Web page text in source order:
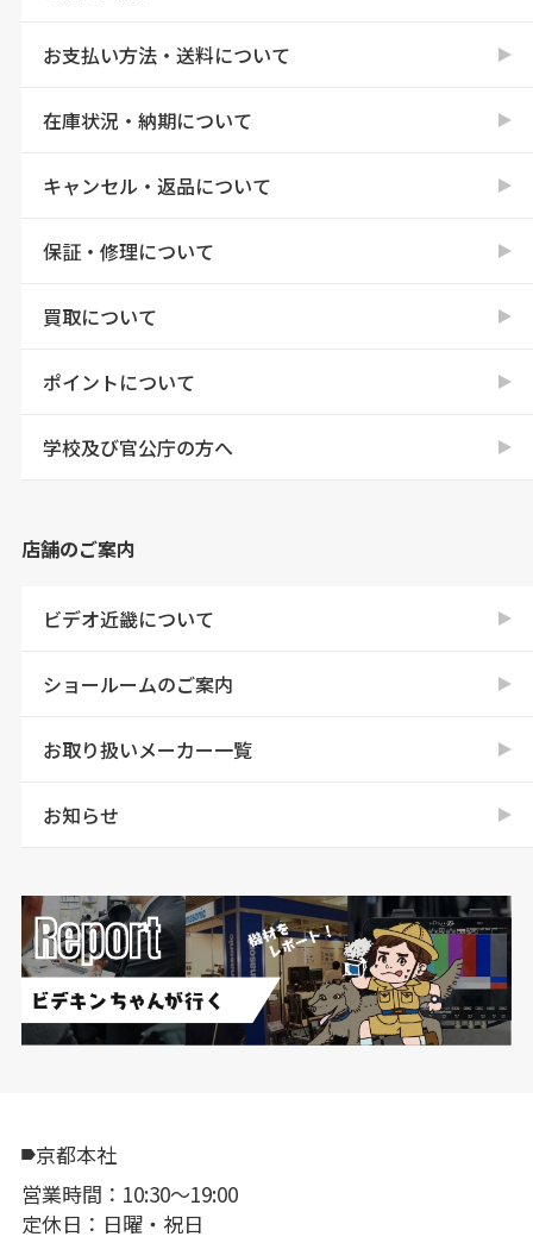
お支払い方法・送料について
在庫状況・納期について
キャンセル・返品について
保証・修理について
買取について
ポイントについて
学校及び官公庁の方へ
店舗のご案内
ビデオ近畿について
ショールームのご案内
お取り扱いメーカー一覧
お知らせ
京都本社
営業時間：10:30〜19:00
定休日：日曜・祝日